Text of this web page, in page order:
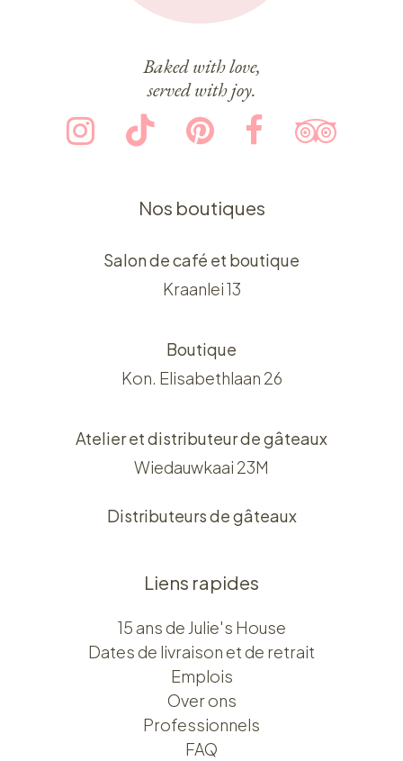
Baked with love,
served with joy.
Nos boutiques
Salon de café et boutique
Kraanlei 13
Boutique
Kon. Elisabethlaan 26
Atelier et distributeur de gâteaux
Wiedauwkaai 23M
Distributeurs de gâteaux
Liens rapides
15 ans de Julie's House
Dates de livraison et de retrait
Emplois
Over ons​​
Professionnels
FAQ